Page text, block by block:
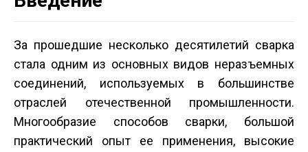
За прошедшие несколько десятилетий сварка
стала одним из основных видов неразъемных
соединений, используемых в большинстве
отраслей отечественной промышленности.
Многообразие способов сварки, большой
практический опыт ее применения, высокие